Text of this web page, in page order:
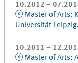
10.2012 –
Master of Arts:
Universität
10.2011 –
Master of Arts: